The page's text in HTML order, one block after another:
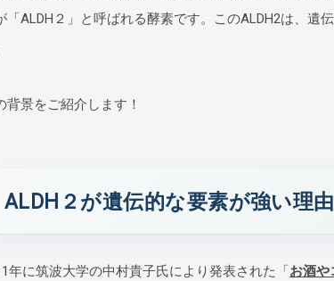
「ALDH２」と呼ばれる酵素です。このALDH2は、遺
背景をご紹介します！
ALDH２が遺伝的な要素が強い理
年に筑波大学の中村貴子氏により発表された「お酒や